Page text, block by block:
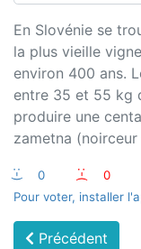
En Slovénie se
la plus vieille
environ 400 ans.
entre 35 et 55 kg
produire une
zametna
:-) 0 :-(
0
Pour voter, installer
Précédent